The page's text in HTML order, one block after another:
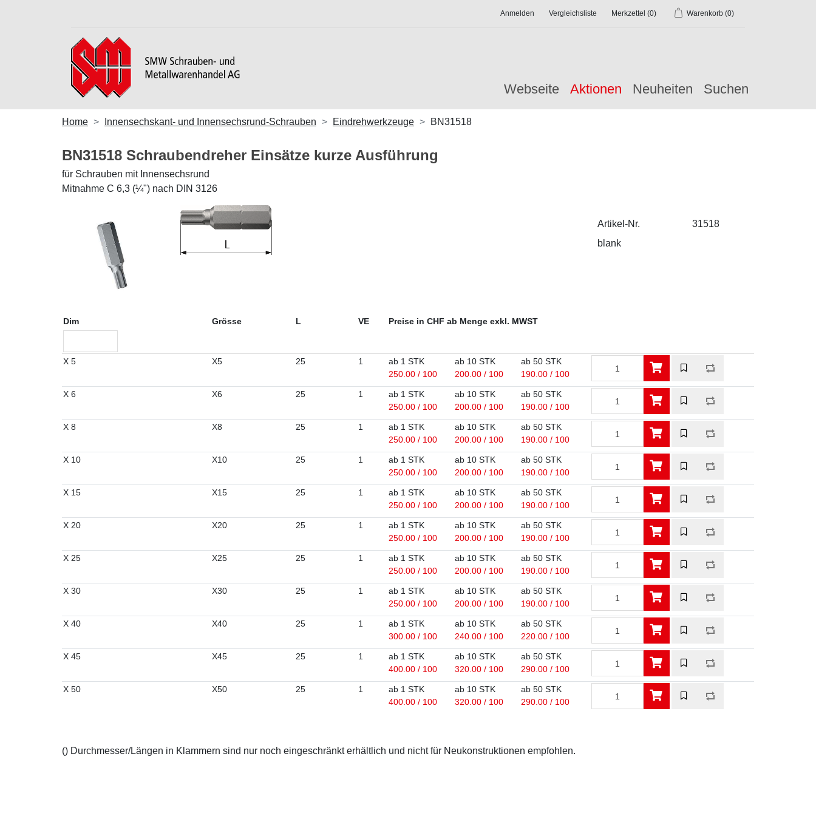
Anmelden Vergleichsliste Merkzettel (0) Warenkorb (0)
Webseite Aktionen Neuheiten Suchen
Home Innensechskant- und Innensechsrund-Schrauben Eindrehwerkzeuge BN31518
BN31518 Schraubendreher Einsätze kurze Ausführung
für Schrauben mit Innensechsrund
Mitnahme C 6,3 (¼") nach DIN 3126
Artikel-Nr.
31518
blank
Dim Grösse L VE Preise in CHF ab Menge exkl. MWST
X 5 X5 25 1
ab 1 STK
250.00 / 100
ab 10 STK
200.00 / 100
ab 50 STK
190.00 / 100
X 6 X6 25 1
ab 1 STK
250.00 / 100
ab 10 STK
200.00 / 100
ab 50 STK
190.00 / 100
X 8 X8 25 1
ab 1 STK
250.00 / 100
ab 10 STK
200.00 / 100
ab 50 STK
190.00 / 100
X 10 X10 25 1
ab 1 STK
250.00 / 100
ab 10 STK
200.00 / 100
ab 50 STK
190.00 / 100
X 15 X15 25 1
ab 1 STK
250.00 / 100
ab 10 STK
200.00 / 100
ab 50 STK
190.00 / 100
X 20 X20 25 1
ab 1 STK
250.00 / 100
ab 10 STK
200.00 / 100
ab 50 STK
190.00 / 100
X 25 X25 25 1
ab 1 STK
250.00 / 100
ab 10 STK
200.00 / 100
ab 50 STK
190.00 / 100
X 30 X30 25 1
ab 1 STK
250.00 / 100
ab 10 STK
200.00 / 100
ab 50 STK
190.00 / 100
X 40 X40 25 1
ab 1 STK
300.00 / 100
ab 10 STK
240.00 / 100
ab 50 STK
220.00 / 100
X 45 X45 25 1
ab 1 STK
400.00 / 100
ab 10 STK
320.00 / 100
ab 50 STK
290.00 / 100
X 50 X50 25 1
ab 1 STK
400.00 / 100
ab 10 STK
320.00 / 100
ab 50 STK
290.00 / 100
() Durchmesser/Längen in Klammern sind nur noch eingeschränkt erhältlich und nicht für Neukonstruktionen empfohlen.